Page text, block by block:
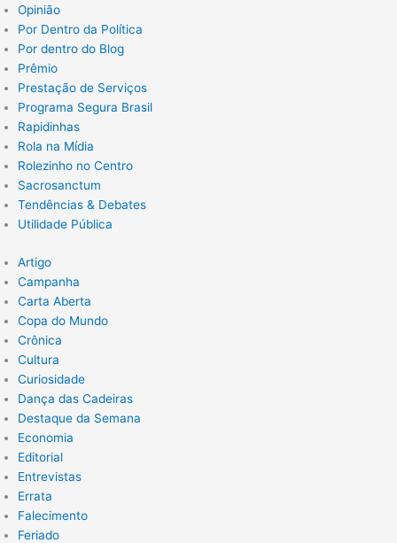
Opinião
Por Dentro da Política
Por dentro do Blog
Prêmio
Prestação de Serviços
Programa Segura Brasil
Rapidinhas
Rola na Mídia
Rolezinho no Centro
Sacrosanctum
Tendências & Debates
Utilidade Pública
Artigo
Campanha
Carta Aberta
Copa do Mundo
Crônica
Cultura
Curiosidade
Dança das Cadeiras
Destaque da Semana
Economia
Editorial
Entrevistas
Errata
Falecimento
Feriado